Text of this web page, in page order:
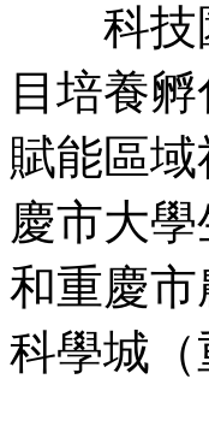
科技園
目培養
賦能區
慶市大
和重慶
科學城